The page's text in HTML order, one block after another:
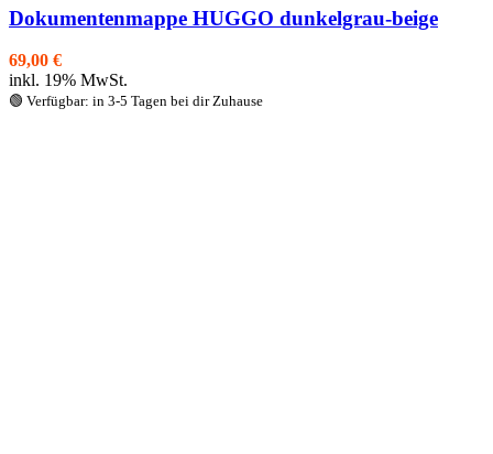
Dokumentenmappe HUGGO dunkelgrau-beige
69,00 €
inkl. 19% MwSt.
🟢 Verfügbar: in 3-5 Tagen bei dir Zuhause